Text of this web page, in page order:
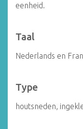
eenheid.
Taal
Nederlands en
Type
houtsneden,